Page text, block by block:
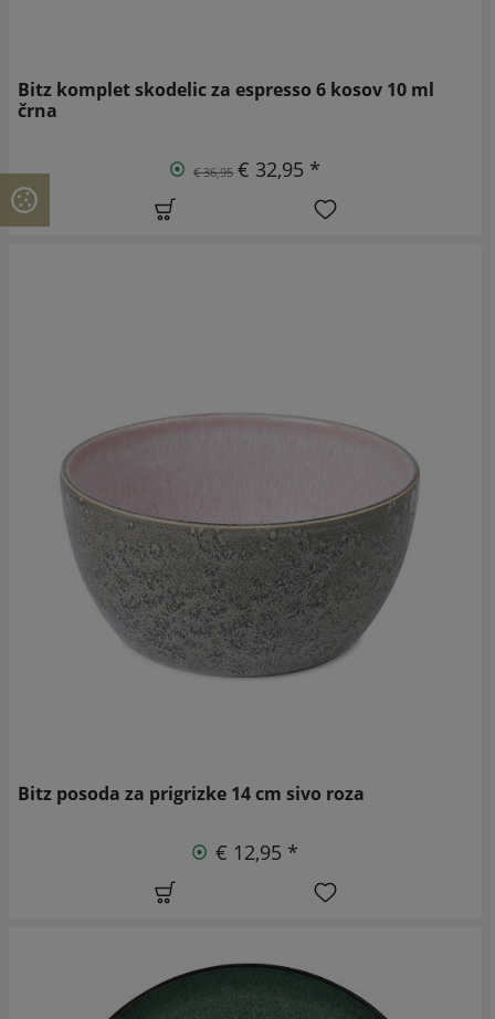
Bitz komplet skodelic za espresso 6 kosov 10 ml
črna
€ 36,95 € 32,95 *
Bitz posoda za prigrizke 14 cm sivo roza
€ 12,95 *